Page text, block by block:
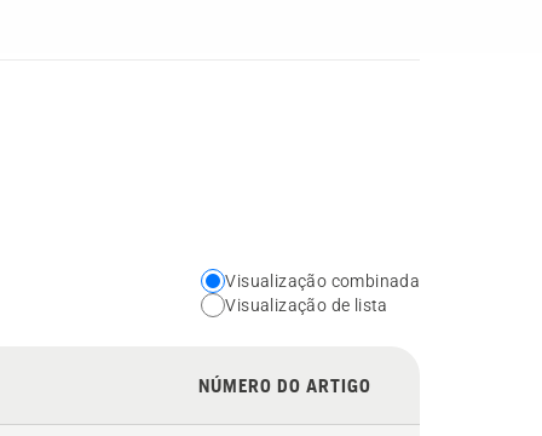
Choose
your
view
Visualização combinada
Visualização de lista
NÚMERO DO ARTIGO